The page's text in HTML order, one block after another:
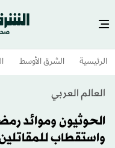
الرئيسية الشرق الأوسط​
العالم العربي
الحوثيون وموائد
واستقطاب